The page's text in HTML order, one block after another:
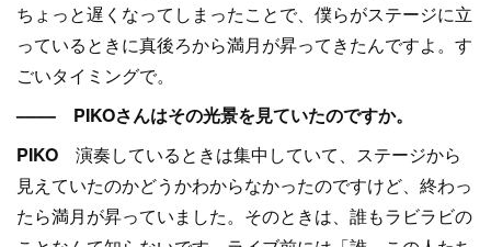
ちょっと遅くなってしまったことで、僕らがステージに立
っているときに真後ろから満月が昇ってきたんですよ。す
ごいタイミングで。
–––– PIKOさんはその光景を見ていたのですか。
PIKO 演奏しているときは集中していて、ステージから
見えていたのかどうかわからなかったのですけど、終わっ
たら満月が昇っていました。そのときは、誰もラビラビの